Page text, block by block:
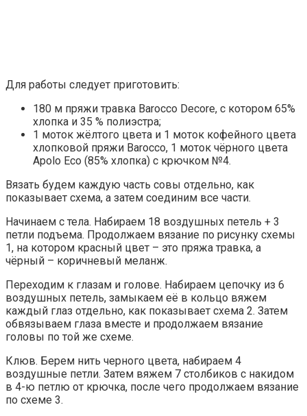
Для работы следует приготовить:
180 м пряжи травка Barocco Decore, с котором 65%
хлопка и 35 % полиэстра;
1 моток жёлтого цвета и 1 моток кофейного цвета
хлопковой пряжи Barocco, 1 моток чёрного цвета
Apolo Eco (85% хлопка) с крючком №4.
Вязать будем каждую часть совы отдельно, как
показывает схема, а затем соединим все части.
Начинаем с тела. Набираем 18 воздушных петель + 3
петли подъема. Продолжаем вязание по рисунку схемы
1, на котором красный цвет – это пряжа травка, а
чёрный – коричневый меланж.
Переходим к глазам и голове. Набираем цепочку из 6
воздушных петель, замыкаем её в кольцо вяжем
каждый глаз отдельно, как показывает схема 2. Затем
обвязываем глаза вместе и продолжаем вязание
головы по той же схеме.
Клюв. Берем нить черного цвета, набираем 4
воздушные петли. Затем вяжем 7 столбиков с накидом
в 4-ю петлю от крючка, после чего продолжаем вязание
по схеме 3.